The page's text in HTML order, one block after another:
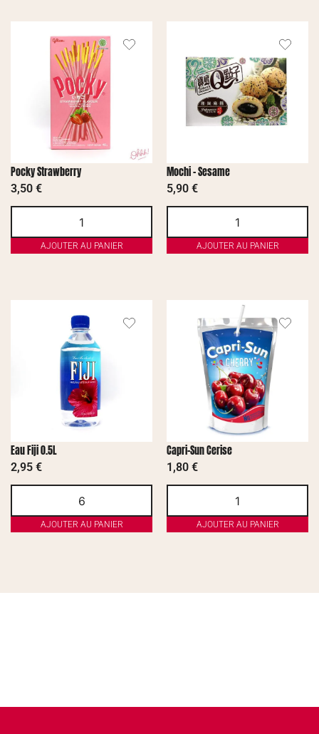
Pocky Strawberry
3,50 €
AJOUTER AU PANIER
Mochi – Sesame
5,90 €
AJOUTER AU PANIER
Eau Fiji 0.5L
2,95 €
AJOUTER AU PANIER
Capri-Sun Cerise
1,80 €
AJOUTER AU PANIER